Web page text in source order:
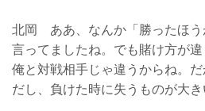
北岡 ああ、なんか「勝ったほう
言ってましたね。でも賭け方が
俺と対戦相手じゃ違うからね。
だし、負けた時に失うものが大き